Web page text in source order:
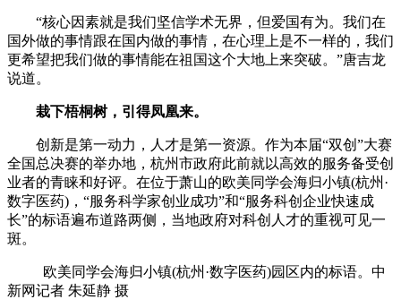
“核心因素就是我们坚信学术无界，但爱国有为。我们在
国外做的事情跟在国内做的事情，在心理上是不一样的，我们
更希望把我们做的事情能在祖国这个大地上来突破。”唐吉龙
说道。
栽下梧桐树，引得凤凰来。
创新是第一动力，人才是第一资源。作为本届“双创”大赛
全国总决赛的举办地，杭州市政府此前就以高效的服务备受创
业者的青睐和好评。在位于萧山的欧美同学会海归小镇(杭州·
数字医药)，“服务科学家创业成功”和“服务科创企业快速成
长”的标语遍布道路两侧，当地政府对科创人才的重视可见一
斑。
欧美同学会海归小镇(杭州·数字医药)园区内的标语。中
新网记者 朱延静 摄